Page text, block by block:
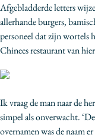
Afgebladderde letters
allerhande burgers,
personeel dat zijn wortels
Chinees restaurant van
Ik vraag de man naar de
simpel als onverwacht.
overnamen was de naam